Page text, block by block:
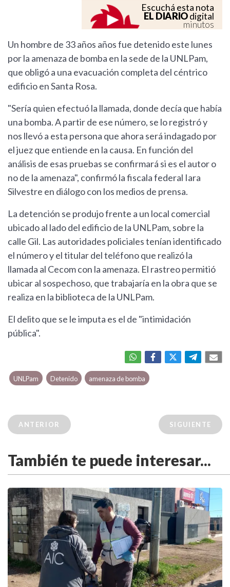
Escuchá esta nota
EL DIARIOdigital
minutos
Un hombre de 33 años años fue detenido este lunes
por la amenaza de bomba en la sede de la UNLPam,
que obligó a una evacuación completa del céntrico
edificio en Santa Rosa.
"Sería quien efectuó la llamada, donde decía que había
una bomba. A partir de ese número, se lo registró y
nos llevó a esta persona que ahora será indagado por
el juez que entiende en la causa. En función del
análisis de esas pruebas se confirmará si es el autor o
no de la amenaza", confirmó la fiscala federal Iara
Silvestre en diálogo con los medios de prensa.
La detención se produjo frente a un local comercial
ubicado al lado del edificio de la UNLPam, sobre la
calle Gil. Las autoridades policiales tenían identificado
el número y el titular del teléfono que realizó la
llamada al Cecom con la amenaza. El rastreo permitió
ubicar al sospechoso, que trabajaría en la obra que se
realiza en la biblioteca de la UNLPam.
El delito que se le imputa es el de "intimidación
pública".
UNLPam Detenido amenaza de bomba
ANTERIOR SIGUIENTE
También te puede interesar...